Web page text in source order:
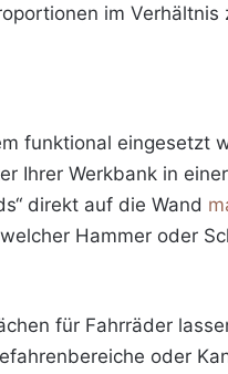
im Verhältnis
funktional eingesetzt
Ihrer Werkbank in
direkt auf die Wand
Hammer oder
für Fahrräder
oder